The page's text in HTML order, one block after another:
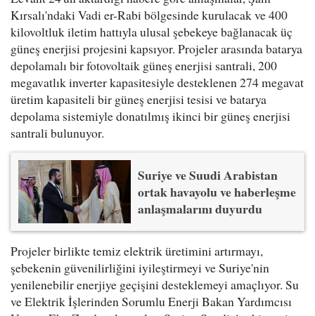
Kırsalı'ndaki Vadi er-Rabi bölgesinde kurulacak ve 400
kilovoltluk iletim hattıyla ulusal şebekeye bağlanacak üç
güneş enerjisi projesini kapsıyor. Projeler arasında batarya
depolamalı bir fotovoltaik güneş enerjisi santrali, 200
megavatlık inverter kapasitesiyle desteklenen 274 megavat
üretim kapasiteli bir güneş enerjisi tesisi ve batarya
depolama sistemiyle donatılmış ikinci bir güneş enerjisi
santrali bulunuyor.
Suriye ve Suudi Arabistan
ortak havayolu ve haberleşme
anlaşmalarını duyurdu
Projeler birlikte temiz elektrik üretimini artırmayı,
şebekenin güvenilirliğini iyileştirmeyi ve Suriye'nin
yenilenebilir enerjiye geçişini desteklemeyi amaçlıyor. Su
ve Elektrik İşlerinden Sorumlu Enerji Bakan Yardımcısı